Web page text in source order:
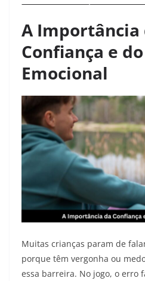
A Importância
Confiança e
Emocional
Muitas crianças param de
porque têm vergonha ou
essa barreira. No jogo, o erro